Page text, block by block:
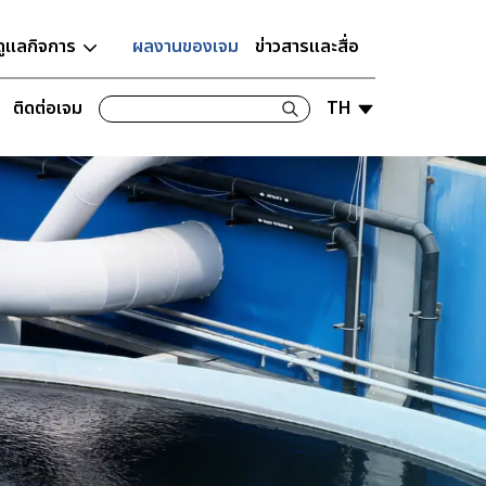
ลกิจการ ผลงานของเจม ข่าวสารและสื่อ
ติดต่อเจม TH